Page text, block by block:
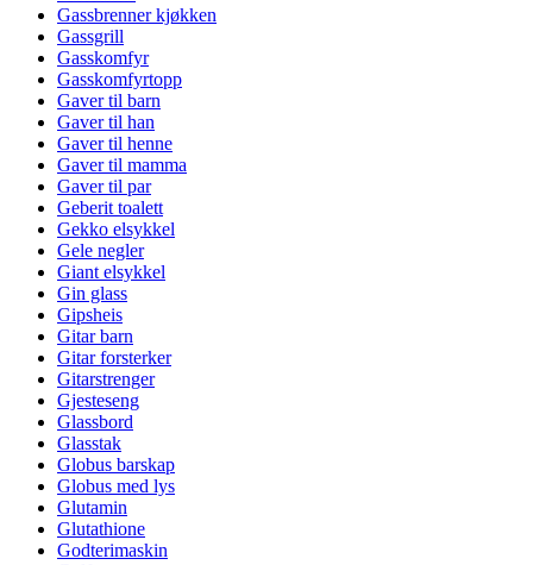
Gassbrenner kjøkken
Gassgrill
Gasskomfyr
Gasskomfyrtopp
Gaver til barn
Gaver til han
Gaver til henne
Gaver til mamma
Gaver til par
Geberit toalett
Gekko elsykkel
Gele negler
Giant elsykkel
Gin glass
Gipsheis
Gitar barn
Gitar forsterker
Gitarstrenger
Gjesteseng
Glassbord
Glasstak
Globus barskap
Globus med lys
Glutamin
Glutathione
Godterimaskin